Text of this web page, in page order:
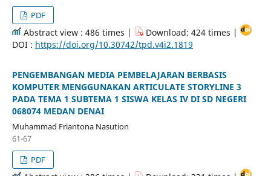
PDF
Abstract view : 486 times |
Download: 424 times |
DOI : https://doi.org/10.30742/tpd.v4i2.1819
PENGEMBANGAN MEDIA PEMBELAJARAN BERBASIS
KOMPUTER MENGGUNAKAN ARTICULATE STORYLINE 3
PADA TEMA 1 SUBTEMA 1 SISWA KELAS IV DI SD NEGERI
068074 MEDAN DENAI
Muhammad Friantona Nasution
61-67
PDF